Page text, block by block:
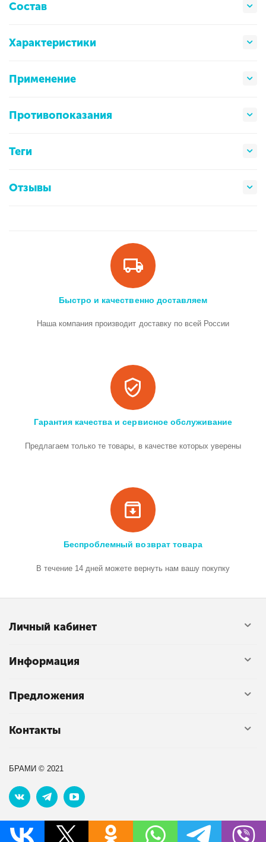
Состав
Характеристики
Применение
Противопоказания
Теги
Отзывы
Быстро и качественно доставляем
Наша компания производит доставку по всей России
Гарантия качества и сервисное обслуживание
Предлагаем только те товары, в качестве которых уверены
Беспроблемный возврат товара
В течение 14 дней можете вернуть нам вашу покупку
Личный кабинет
Информация
Предложения
Контакты
БРАМИ © 2021